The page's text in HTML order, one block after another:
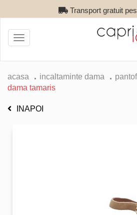
Transport gratuit
Toggle
navigation
acasa incaltaminte dama
dama tamaris
INAPOI